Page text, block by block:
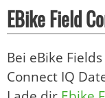
EBike Field
Bei eBike
Connect IQ